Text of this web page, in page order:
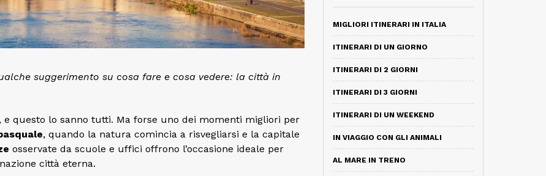
suggerimento su cosa fare e cosa vedere: la città in
e questo lo sanno tutti. Ma forse uno dei momenti migliori per
, quando la natura comincia a risvegliarsi e la capitale
osservate da scuole e uffici offrono l’occasione ideale per
città eterna.
MIGLIORI ITINERARI IN ITALIA
ITINERARI DI UN GIORNO
ITINERARI DI 2 GIORNI
ITINERARI DI 3 GIORNI
ITINERARI DI UN WEEKEND
IN VIAGGIO CON GLI ANIMALI
AL MARE IN TRENO